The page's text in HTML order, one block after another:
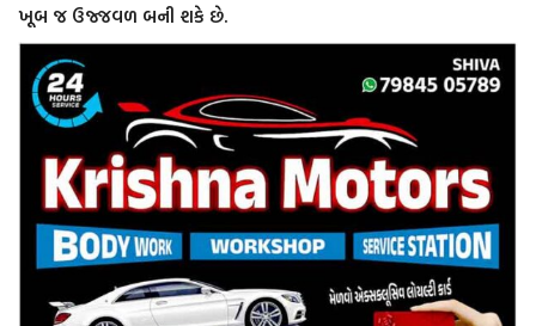
ખૂબ જ ઉજ્જવળ બની શકે છે.